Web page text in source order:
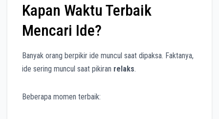
Kapan Waktu Terbaik
Mencari Ide?
Banyak orang berpikir ide muncul saat dipaksa. Faktanya,
ide sering muncul saat pikiran relaks.
Beberapa momen terbaik: